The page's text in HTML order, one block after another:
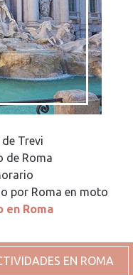
Trevi
de Roma
por Roma en moto
Roma
EN ROMA